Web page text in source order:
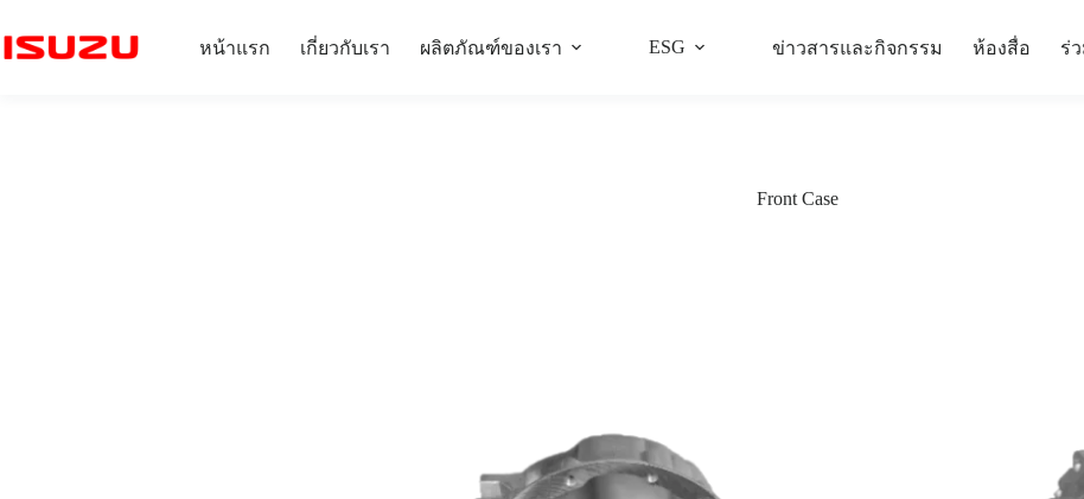
หน้าแรก เกี่ยวกับเรา ผลิตภัณฑ์ของเรา ESG ข่าวสารและกิจกรรม ห้องสื่อ ร่
Front Case